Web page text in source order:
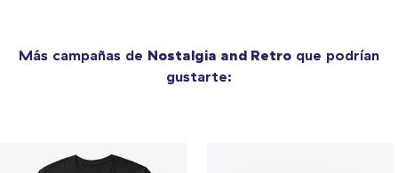
Más campañas de Nostalgia and Retro que podrían
gustarte: